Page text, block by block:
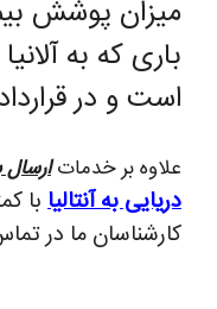
میزان پوشش
باری که به
است و در
علاوه بر خدماتارسال
دریایی به آنتالیا با
کارشناسان ما در